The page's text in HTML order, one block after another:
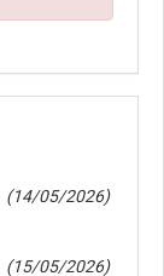
(14/05/2026)
(15/05/2026)